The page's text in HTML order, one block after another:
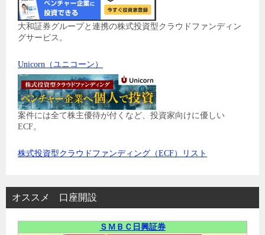
大和証券グループと連携の株式投資型クラウドファンディン
グサービス。
Unicorn（ユニコーン）
案件には全て株主優待が付くなど、投資家向けに優しい
ECF。
株式投資型クラウドファンディング（ECF）リスト
オススメ 口座開設
ＳＭＢＣ日興証券